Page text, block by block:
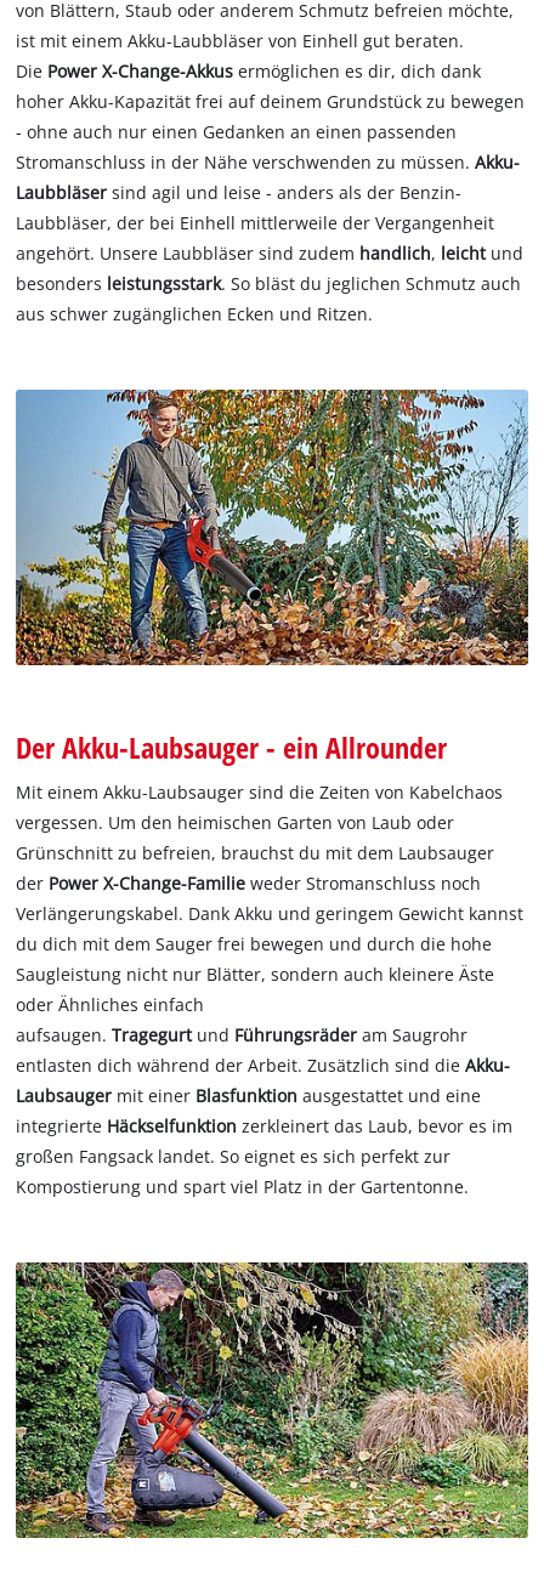
von Blättern, Staub oder anderem Schmutz befreien möchte,
ist mit einem Akku-Laubbläser von Einhell gut beraten.
Die Power X-Change-Akkus ermöglichen es dir, dich dank
hoher Akku-Kapazität frei auf deinem Grundstück zu bewegen
- ohne auch nur einen Gedanken an einen passenden
Stromanschluss in der Nähe verschwenden zu müssen.Akku-
Laubbläser sind agil und leise - anders als der Benzin-
Laubbläser, der bei Einhell mittlerweile der Vergangenheit
angehört. Unsere Laubbläser sind zudem handlich, leicht und
besonders leistungsstark. So bläst du jeglichen Schmutz auch
aus schwer zugänglichen Ecken und Ritzen.
Der Akku-Laubsauger - ein Allrounder
Mit einem Akku-Laubsauger sind die Zeiten von Kabelchaos
vergessen. Um den heimischen Garten von Laub oder
Grünschnitt zu befreien, brauchst du mit dem Laubsauger
der Power X-Change-Familie weder Stromanschluss noch
Verlängerungskabel. Dank Akku und geringem Gewicht kannst
du dich mit dem Sauger frei bewegen und durch die hohe
Saugleistung nicht nur Blätter, sondern auch kleinere Äste
oder Ähnliches einfach
aufsaugen.Tragegurt und Führungsräderam Saugrohr
entlasten dich während der Arbeit. Zusätzlich sind dieAkku-
Laubsauger mit einer Blasfunktionausgestattet und eine
integrierte Häckselfunktionzerkleinert das Laub, bevor es im
großen Fangsack landet. So eignet es sich perfekt zur
Kompostierung und spart viel Platz in der Gartentonne.